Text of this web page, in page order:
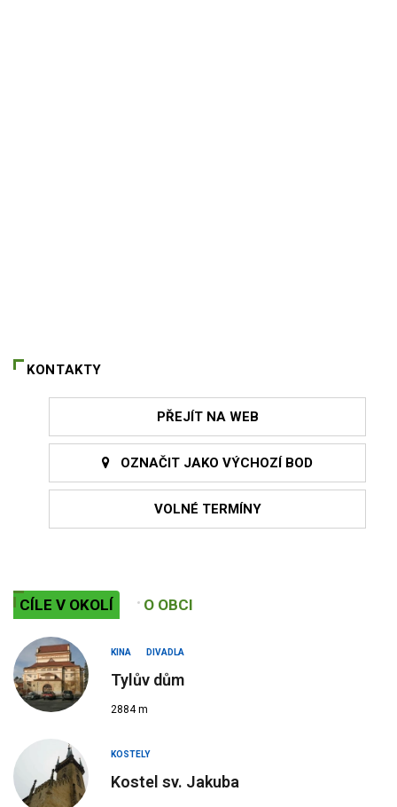
KONTAKTY
PŘEJÍT NA WEB
OZNAČIT JAKO VÝCHOZÍ BOD
VOLNÉ TERMÍNY
CÍLE V OKOLÍ O OBCI
KINA DIVADLA
Tylův dům
2884 m
KOSTELY
Kostel sv. Jakuba